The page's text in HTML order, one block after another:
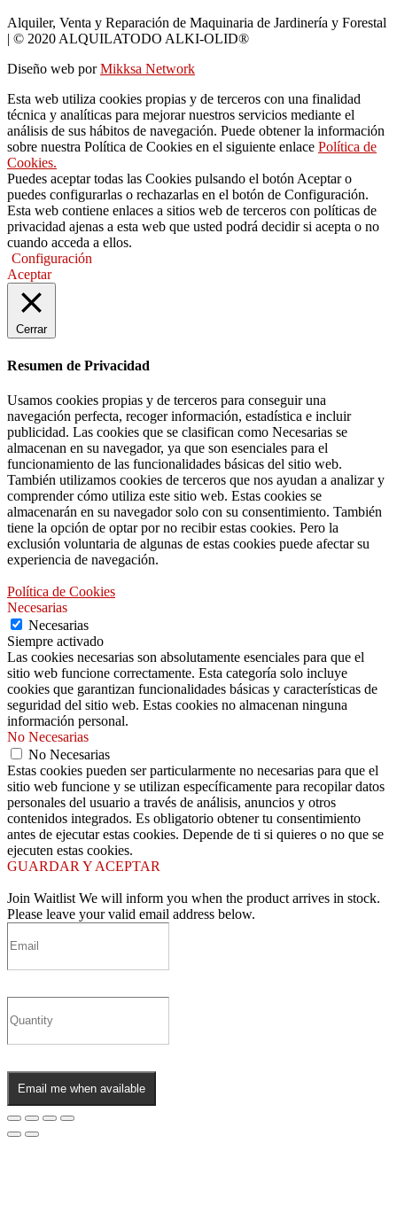
Alquiler, Venta y Reparación de Maquinaria de Jardinería y Forestal
| © 2020 ALQUILATODO ALKI-OLID®
Diseño web porMikksa Network
Esta web utiliza cookies propias y de terceros con una finalidad
técnica y analíticas para mejorar nuestros servicios mediante el
análisis de sus hábitos de navegación. Puede obtener la información
sobre nuestra Política de Cookies en el siguiente enlace Política de
Cookies.
Puedes aceptar todas las Cookies pulsando el botón Aceptar o
puedes configurarlas o rechazarlas en el botón de Configuración.
Esta web contiene enlaces a sitios web de terceros con políticas de
privacidad ajenas a esta web que usted podrá decidir si acepta o no
cuando acceda a ellos.
Configuración
Aceptar
Cerrar
Resumen de Privacidad
Usamos cookies propias y de terceros para conseguir una
navegación perfecta, recoger información, estadística e incluir
publicidad. Las cookies que se clasifican como Necesarias se
almacenan en su navegador, ya que son esenciales para el
funcionamiento de las funcionalidades básicas del sitio web.
También utilizamos cookies de terceros que nos ayudan a analizar y
comprender cómo utiliza este sitio web. Estas cookies se
almacenarán en su navegador solo con su consentimiento. También
tiene la opción de optar por no recibir estas cookies. Pero la
exclusión voluntaria de algunas de estas cookies puede afectar su
experiencia de navegación.
Política de Cookies
Necesarias
Necesarias
Siempre activado
Las cookies necesarias son absolutamente esenciales para que el
sitio web funcione correctamente. Esta categoría solo incluye
cookies que garantizan funcionalidades básicas y características de
seguridad del sitio web. Estas cookies no almacenan ninguna
información personal.
No Necesarias
No Necesarias
Estas cookies pueden ser particularmente no necesarias para que el
sitio web funcione y se utilizan específicamente para recopilar datos
personales del usuario a través de análisis, anuncios y otros
contenidos integrados. Es obligatorio obtener tu consentimiento
antes de ejecutar estas cookies. Depende de ti si quieres o no que se
ejecuten estas cookies.
GUARDAR Y ACEPTAR
Join Waitlist We will inform you when the product arrives in stock.
Please leave your valid email address below.
Email me when available